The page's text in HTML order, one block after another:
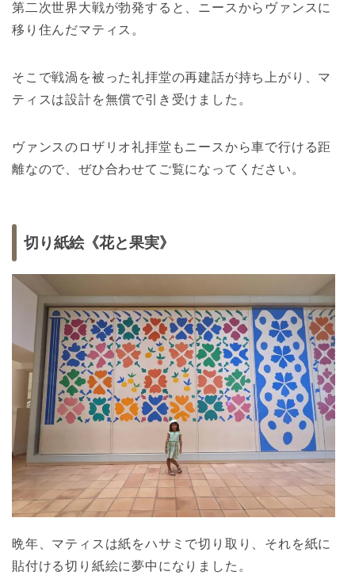
第二次世界大戦が勃発すると、ニースからヴァンスに
移り住んだマティス。
そこで戦渦を被った礼拝堂の再建話が持ち上がり、マ
ティスは設計を無償で引き受けました。
ヴァンスのロザリオ礼拝堂もニースから車で行ける距
離なので、ぜひ合わせてご覧になってください。
切り紙絵《花と果実》
晩年、マティスは紙をハサミで切り取り、それを紙に
貼付ける切り紙絵に夢中になりました。